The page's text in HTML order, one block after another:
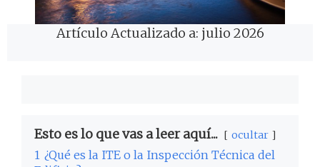
Artículo Actualizado a: julio 2026
Esto es lo que vas a leer aquí... ocultar
1 ¿Qué es la ITE o la Inspección Técnica del